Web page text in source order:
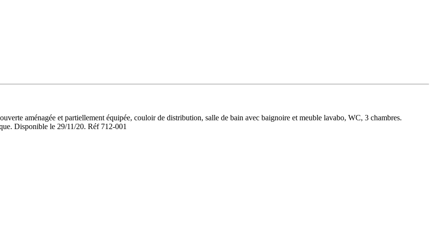
aménagée et partiellement équipée, couloir de distribution, salle de bain avec baignoire et meuble lavabo, WC, 3 chambres.
Disponible le 29/11/20. Réf 712-001